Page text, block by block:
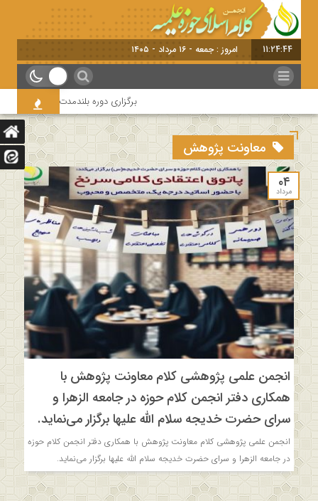
11:24:44 امروز : جمعه - ۱۶ مرداد - ۱۴۰۵
برگزاری دوره بلندمدت تخصصی و
معاونت پژوهش
۰۴
مرداد
انجمن علمی پژوهشی کلام معاونت پژوهش با
همکاری دفتر انجمن کلام حوزه در جامعه الزهرا و
سرای حضرت خدیجه سلام الله علیها برگزار می‌نماید.
انجمن علمی پژوهشی کلام معاونت پژوهش با همکاری دفتر انجمن کلام حوزه
در جامعه الزهرا و سرای حضرت خدیجه سلام الله علیها برگزار می‌نماید.